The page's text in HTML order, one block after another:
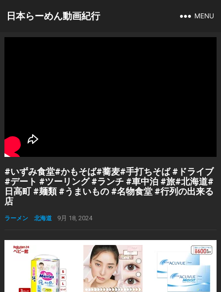
日本らーめん動画紀行 MENU
#いずみ食堂#かもそば#蕎麦#手打ちそば #ドライブ
#デート #ツーリング #ランチ #車中泊 #旅#北海道#
日高町 #麺類 #うまいもの #名物食堂 #行列の出来る
店
ラーメン 北海道 9月 18, 2024